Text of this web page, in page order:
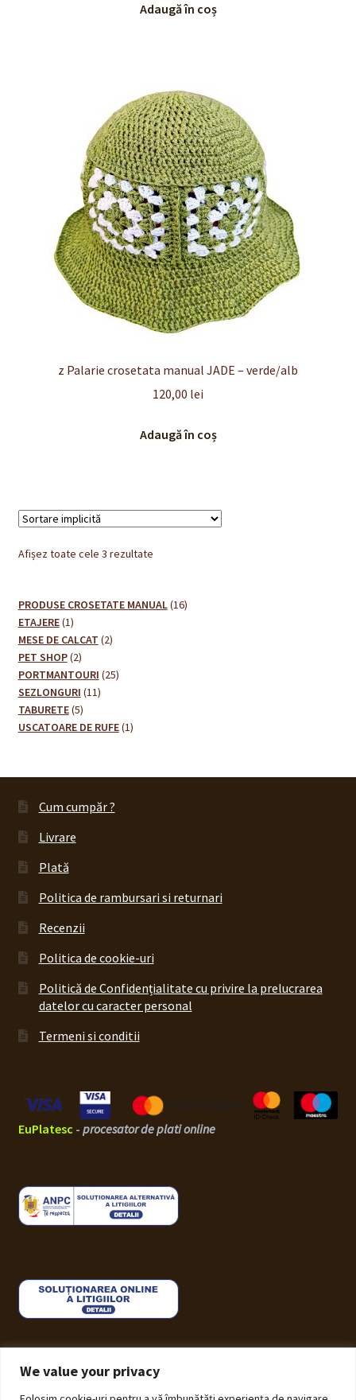
We value your privacy
Adaugă în coș
z Palarie crosetata manual JADE – verde/alb
120,00 lei
Adaugă în coș
Afișez toate cele 3 rezultate
PRODUSE CROSETATE MANUAL 1616
ETAJERE 11
produs
MESE DE CALCAT 22
PET SHOP 22
produse
PORTMANTOURI 2525
SEZLONGURI 1111
TABURETE 55
produse
USCATOARE DE RUFE 11
Cum cumpăr ?
Livrare
Plată
Politica de rambursari si returnari
Recenzii
Politica de cookie-uri
Politică de Confidențialitate cu privire la prelucrarea
datelor cu caracter personal
Termeni si conditii
EuPlatesc - procesator de plati online